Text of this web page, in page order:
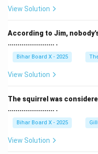
View Solution
According to Jim,
........................ .
Bihar Board X - 2025
View Solution
The squirrel was
........................ .
Bihar Board X - 2025
View Solution